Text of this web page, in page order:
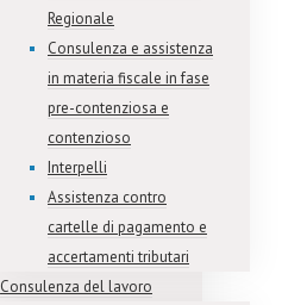
Regionale
Consulenza e assistenza
in materia fiscale in fase
pre-contenziosa e
contenzioso
Interpelli
Assistenza contro
cartelle di pagamento e
accertamenti tributari
Consulenza del lavoro